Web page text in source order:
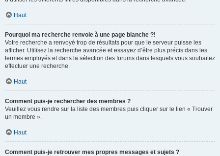
Haut
Pourquoi ma recherche renvoie à une page blanche ?!
Votre recherche a renvoyé trop de résultats pour que le serveur puisse les
afficher. Utilisez la recherche avancée et essayez d’être plus précis dans les
termes employés et dans la sélection des forums dans lesquels vous souhaitez
effectuer une recherche.
Haut
Comment puis-je rechercher des membres ?
Veuillez vous rendre sur la liste des membres puis cliquer sur le lien « Trouver
un membre ».
Haut
Comment puis-je retrouver mes propres messages et sujets ?